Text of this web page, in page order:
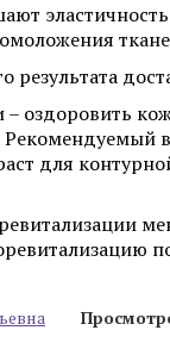
– оздоровить
для